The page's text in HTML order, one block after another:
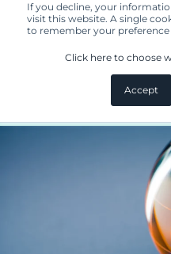
If you decline, your
visit this website. A single
to remember your
Click here to choose
Accept
28.8.2018
Kuuluuko
markkinoiden